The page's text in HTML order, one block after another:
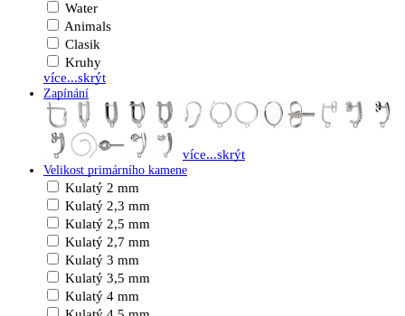
Water
Animals
Clasik
Kruhy
více...skrýt
Zapínání
více...skrýt
Velikost primárního kamene
Kulatý 2 mm
Kulatý 2,3 mm
Kulatý 2,5 mm
Kulatý 2,7 mm
Kulatý 3 mm
Kulatý 3,5 mm
Kulatý 4 mm